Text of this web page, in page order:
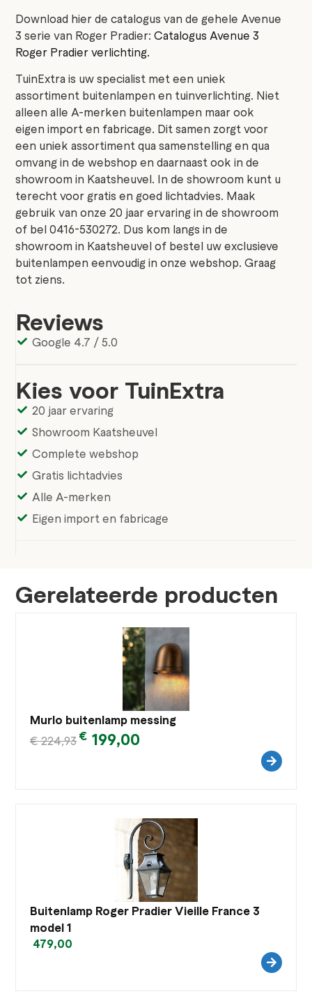
Download hier de catalogus van de gehele Avenue
3 serie van Roger Pradier:Catalogus Avenue 3
Roger Pradier verlichting.
TuinExtra is uw specialist met een uniek
assortiment buitenlampen en tuinverlichting. Niet
alleen alle A-merken buitenlampen maar ook
eigen import en fabricage. Dit samen zorgt voor
een uniek assortiment qua samenstelling en qua
omvang in de webshop en daarnaast ook in de
showroom in Kaatsheuvel. In de showroom kunt u
terecht voor gratis en goed lichtadvies. Maak
gebruik van onze 20 jaar ervaring in de showroom
of bel 0416-530272. Dus kom langs in de
showroom in Kaatsheuvel of bestel uw exclusieve
buitenlampen eenvoudig in onze webshop. Graag
tot ziens.
Reviews
Google 4.7 / 5.0
Kies voor TuinExtra
20 jaar ervaring
Showroom Kaatsheuvel
Complete webshop
Gratis lichtadvies
Alle A-merken
Eigen import en fabricage
Gerelateerde producten
Murlo buitenlamp messing
€224,93€ 199,00
Buitenlamp Roger Pradier Vieille France 3
model 1
479,00